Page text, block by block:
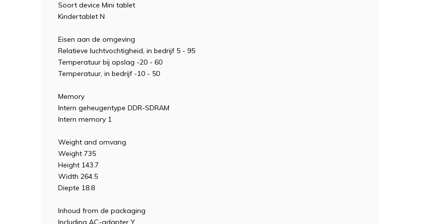
Soort device Mini tablet
Kindertablet N
Eisen aan de omgeving
Relatieve luchtvochtigheid, in bedrijf 5 - 95
Temperatuur bij opslag -20 - 60
Temperatuur, in bedrijf -10 - 50
Memory
Intern geheugentype DDR-SDRAM
Intern memory 1
Weight and omvang
Weight 735
Height 143.7
Width 264.5
Diepte 18.8
Inhoud from de packaging
Including AC-adapter Y